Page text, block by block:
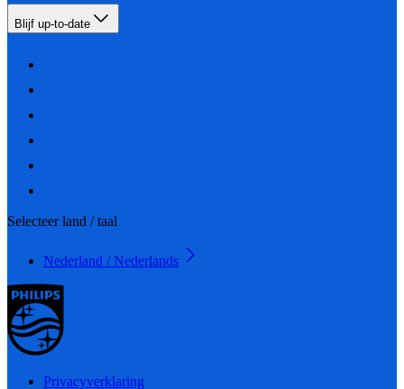
Blijf up-to-date
Selecteer land / taal
Nederland / Nederlands
Privacyverklaring